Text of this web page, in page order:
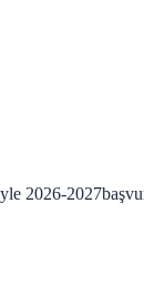
2026-2027